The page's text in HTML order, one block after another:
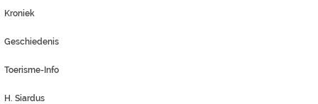
Kroniek
Geschiedenis
Toerisme-Info
H. Siardus